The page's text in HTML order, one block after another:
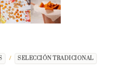
/ SELECCIÓN TRADICIONAL